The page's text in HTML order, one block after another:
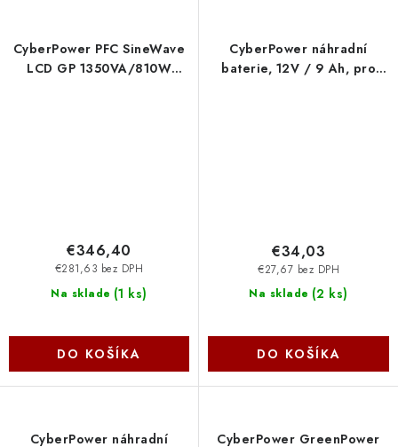
CyberPower PFC SineWave
LCD GP 1350VA/810W
Na sklade (1 ks)
€281,63 bez DPH
€346,40
DO KOŠÍKA
CyberPower náhradní
baterie, 12V / 9 Ah, pro
Na sklade (2 ks)
€27,67 bez DPH
€34,03
DO KOŠÍKA
CyberPower náhradní CyberPower GreenPower